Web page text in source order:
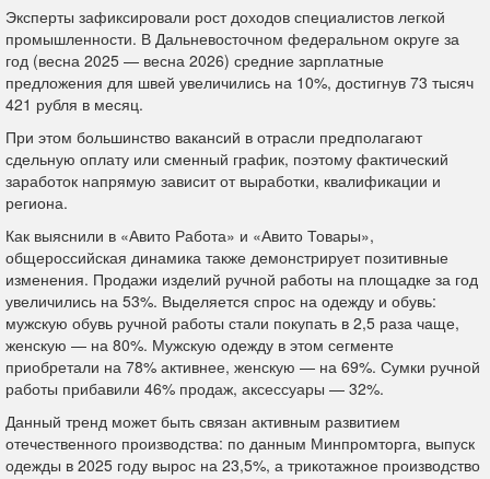
Эксперты зафиксировали рост доходов специалистов легкой
промышленности. В Дальневосточном федеральном округе за
год (весна 2025 — весна 2026) средние зарплатные
предложения для швей увеличились на 10%, достигнув 73 тысяч
421 рубля в месяц.
При этом большинство вакансий в отрасли предполагают
сдельную оплату или сменный график, поэтому фактический
заработок напрямую зависит от выработки, квалификации и
региона.
Как выяснили в «Авито Работа» и «Авито Товары»,
общероссийская динамика также демонстрирует позитивные
изменения. Продажи изделий ручной работы на площадке за год
увеличились на 53%. Выделяется спрос на одежду и обувь:
мужскую обувь ручной работы стали покупать в 2,5 раза чаще,
женскую — на 80%. Мужскую одежду в этом сегменте
приобретали на 78% активнее, женскую — на 69%. Сумки ручной
работы прибавили 46% продаж, аксессуары — 32%.
Данный тренд может быть связан активным развитием
отечественного производства: по данным Минпромторга, выпуск
одежды в 2025 году вырос на 23,5%, а трикотажное производство